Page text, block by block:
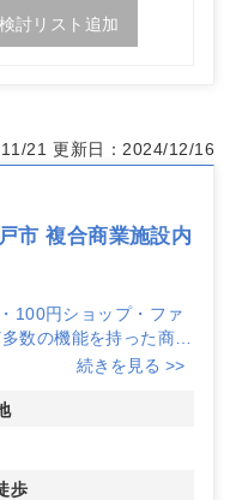
検討リスト追加
21 更新日：2024/12/16
市 複合商業施設内
100円ショップ・ファ
数の機能を持った商業
わっています。
なります。
続きを見る >>
歩